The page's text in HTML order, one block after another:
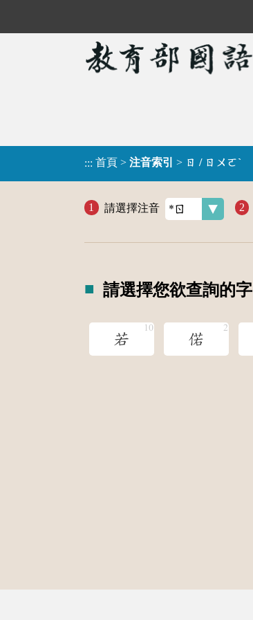
::: 首頁 > 注音索引 > ㄖ / ㄖㄨㄛˋ
請選擇注音
請選擇您欲查詢的字
若 偌